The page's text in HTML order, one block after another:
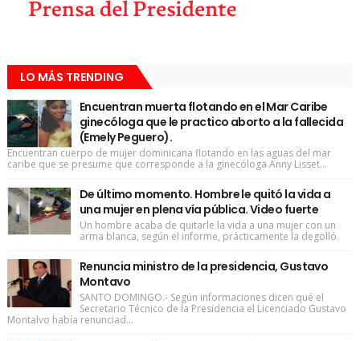
LO MÁS TRENDING
Encuentran muerta flotando en el Mar Caribe
ginecóloga que le practico aborto a la fallecida
(Emely Peguero).
Encuentran cuerpo de mujer dominicana flotando en las aguas del mar
caribe que se presume que corresponde a la ginecóloga Anny Lisset...
De último momento. Hombre le quitó la vida a
una mujer en plena vía pública. Video fuerte
Un hombre acaba de quitarle la vida a una mujer con un
arma blanca, según el informe, prácticamente la degolló.
Renuncia ministro de la presidencia, Gustavo
Montavo
SANTO DOMINGO.- Según informaciones dicen qué el
Secretario Técnico de la Presidencia el Licenciado Gustavo
Montalvo había renunciad...